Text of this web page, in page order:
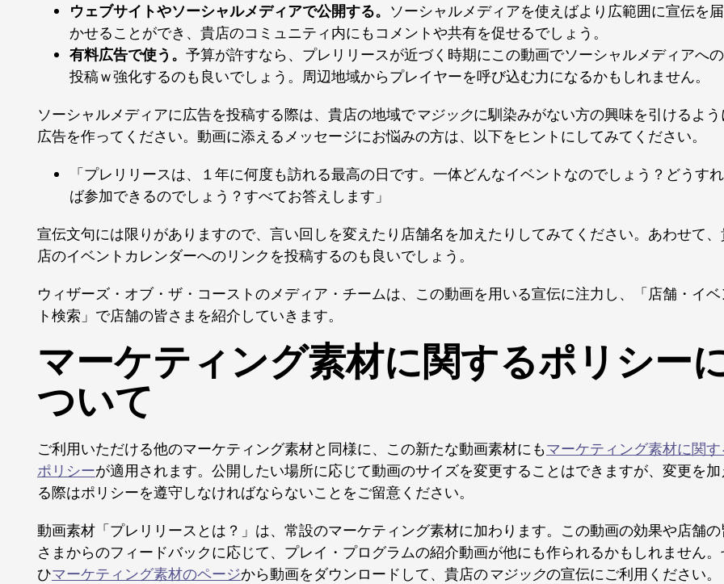
ウェブサイトやソーシャルメディアで公開する。 ソーシャルメディアを使えばより広範囲に宣伝を届
かせることができ、貴店のコミュニティ内にもコメントや共有を促せるでしょう。
有料広告で使う。 予算が許すなら、プレリリースが近づく時期にこの動画でソーシャルメディアへの
投稿ｗ強化するのも良いでしょう。周辺地域からプレイヤーを呼び込む力になるかもしれません。
ソーシャルメディアに広告を投稿する際は、貴店の地域でマジックに馴染みがない方の興味を引けるよ
広告を作ってください。動画に添えるメッセージにお悩みの方は、以下をヒントにしてみてください。
「プレリリースは、１年に何度も訪れる最高の日です。一体どんなイベントなのでしょう？どうすれ
ば参加できるのでしょう？すべてお答えします」
宣伝文句には限りがありますので、言い回しを変えたり店舗名を加えたりしてみてください。あわせて
店のイベントカレンダーへのリンクを投稿するのも良いでしょう。
ウィザーズ・オブ・ザ・コーストのメディア・チームは、この動画を用いる宣伝に注力し、「店舗・イ
ト検索」で店舗の皆さまを紹介していきます。
マーケティング素材に関するポリシー
ついて
ご利用いただける他のマーケティング素材と同様に、この新たな動画素材にもマーケティング素材に関
ポリシーが適用されます。公開したい場所に応じて動画のサイズを変更することはできますが、変更を
る際はポリシーを遵守しなければならないことをご留意ください。
動画素材「プレリリースとは？」は、常設のマーケティング素材に加わります。この動画の効果や店舗
さまからのフィードバックに応じて、プレイ・プログラムの紹介動画が他にも作られるかもしれません
ひマーケティング素材のページから動画をダウンロードして、貴店のマジックの宣伝にご利用ください。